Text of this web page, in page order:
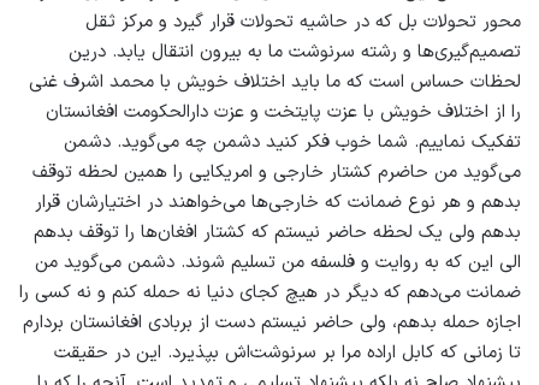
محور تحولات بل که در حاشیه تحولات قرار گیرد و مرکز ثقل
تصمیم‌گیری‌ها و رشته سرنوشت ما به بیرون انتقال یابد. درین
لحظات حساس است که ما باید اختلاف خویش با محمد اشرف غنی
را از اختلاف خویش با عزت پایتخت و عزت دارالحکومت افغانستان
تفکیک نماییم. شما خوب فکر کنید دشمن چه می‌گوید. دشمن
می‌گوید من حاضرم کشتار خارجی و امریکایی را همین لحظه توقف
بدهم و هر نوع ضمانت که خارجی‌ها می‌خواهند در اختیارشان قرار
بدهم ولی یک لحظه حاضر نیستم که کشتار افغان‌ها را توقف بدهم
الی این که به روایت و فلسفه من تسلیم شوند. دشمن می‌گوید من
ضمانت می‌دهم که دیگر در هیچ کجای دنیا نه حمله کنم و نه کسی را
اجازه حمله بدهم، ولی حاضر نیستم دست از بربادی افغانستان بردارم
تا زمانی که کابل اراده مرا بر سرنوشت‌اش بپذیرد. این در حقیقت